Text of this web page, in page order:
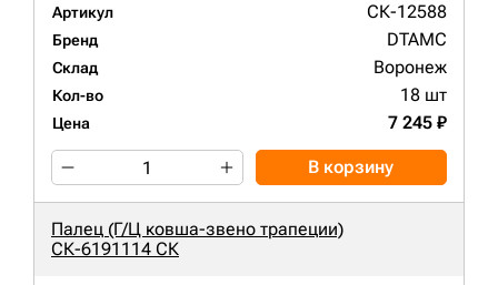
Артикул СК-12588
Бренд DTAMC
Склад Воронеж
Кол-во 18 шт
Цена 7 245 ₽
В корзину
Палец (Г/Ц ковша-звено трапеции)
СК-6191114 СК